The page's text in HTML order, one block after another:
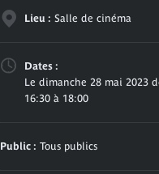
Lieu : Salle de cinéma
Dates :
Le dimanche 28 mai 2023
16:30 à 18:00
Public : Tous publics